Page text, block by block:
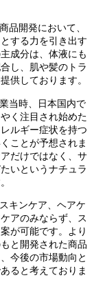
品開発において、
する力を引き出す
成分は、体液にも
し、肌や髪のトラ
供しております。
当時、日本国内で
く注目され始めた
ルギー症状を持つ
ことが予想されま
だけではなく、サ
いというナチュラ
キンケア、ヘアケ
アのみならず、ス
が可能です。より
と開発された商品
今後の市場動向と
ると考えておりま